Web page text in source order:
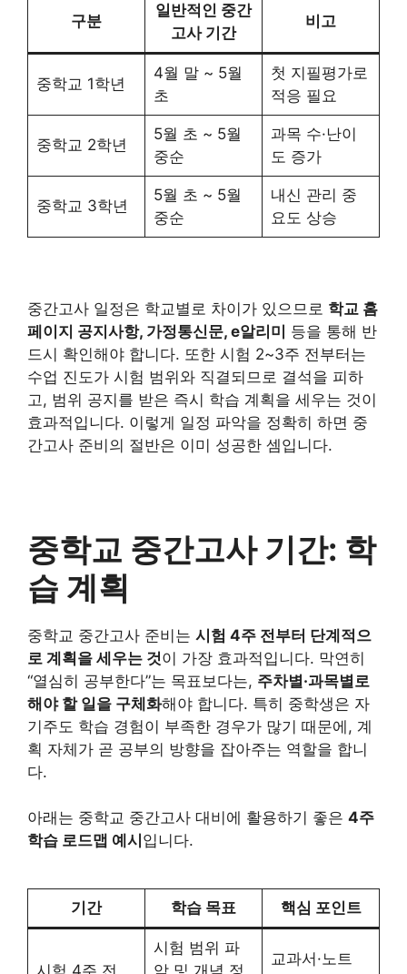
구분
일반적인 중간
고사 기간
비고
중학교 1학년
4월 말 ~ 5월
초
첫 지필평가로
적응 필요
중학교 2학년
5월 초 ~ 5월
중순
과목 수·난이
도 증가
중학교 3학년
5월 초 ~ 5월
중순
내신 관리 중
요도 상승
중간고사 일정은 학교별로 차이가 있으므로 학교 홈
페이지 공지사항, 가정통신문, e알리미 등을 통해 반
드시 확인해야 합니다. 또한 시험 2~3주 전부터는
수업 진도가 시험 범위와 직결되므로 결석을 피하
고, 범위 공지를 받은 즉시 학습 계획을 세우는 것이
효과적입니다. 이렇게 일정 파악을 정확히 하면 중
간고사 준비의 절반은 이미 성공한 셈입니다.
중학교 중간고사 기간: 학
습 계획
중학교 중간고사 준비는 시험 4주 전부터 단계적으
로 계획을 세우는 것이 가장 효과적입니다. 막연히
“열심히 공부한다”는 목표보다는, 주차별·과목별로
해야 할 일을 구체화해야 합니다. 특히 중학생은 자
기주도 학습 경험이 부족한 경우가 많기 때문에, 계
획 자체가 곧 공부의 방향을 잡아주는 역할을 합니
다.
아래는 중학교 중간고사 대비에 활용하기 좋은 4주
학습 로드맵 예시 입니다.
기간 학습 목표 핵심 포인트
시험 4주 전
시험 범위 파
악 및 개념 정
교과서·노트